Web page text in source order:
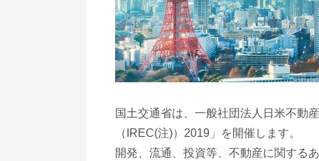
国土交通省は、一般社団法人日米不動
（IREC(注)）2019」を開催します。
開発、流通、投資等、不動産に関する